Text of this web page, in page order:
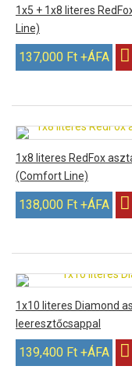
1x5 + 1x8 literes
Line)
137,000 Ft +ÁFA
1x8 literes RedFox
(Comfort Line)
138,000 Ft +ÁFA
1x10 literes Diamond
leeresztőcsappal
139,400 Ft +ÁFA